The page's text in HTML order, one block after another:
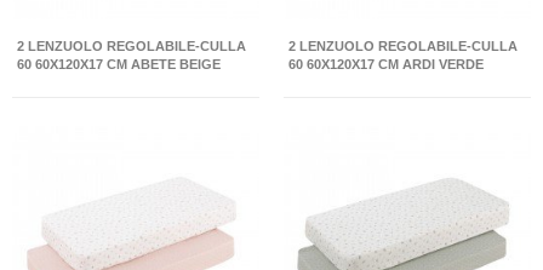
2 LENZUOLO REGOLABILE-CULLA
60 60X120X17 CM ABETE BEIGE
2 LENZUOLO REGOLABILE-CULLA
60 60X120X17 CM ARDI VERDE